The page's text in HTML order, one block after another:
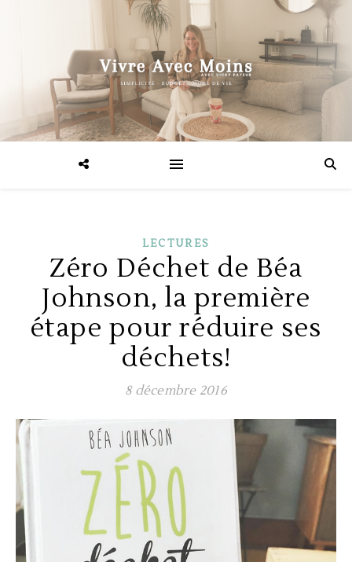
LECTURES
Zéro Déchet de Béa
Johnson, la première
étape pour réduire ses
déchets!
8 décembre 2016